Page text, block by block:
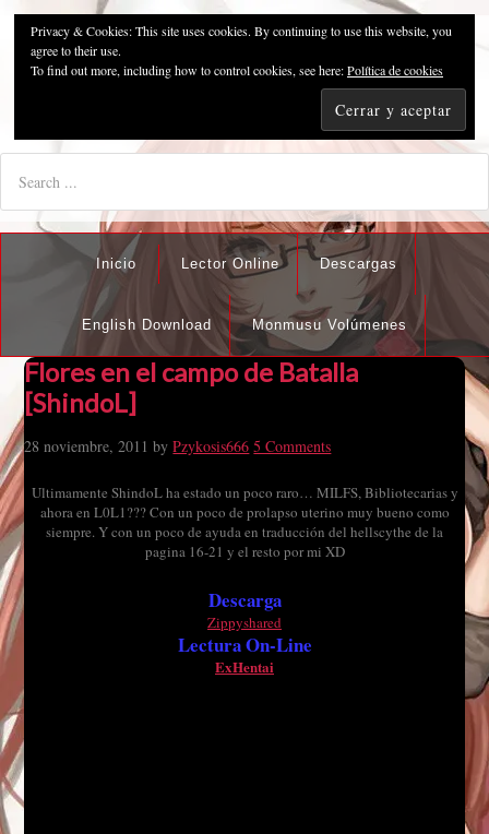
Pzykosis666HFansub
"I'm the best there is at what I do, but what I do best isn't very
Inicio Lector Online Descargas
English Download Monmusu Volúmenes
Flores en el campo de Batalla
[ShindoL]
28 noviembre, 2011 byPzykosis666 5 Comments
Ultimamente ShindoL ha estado un poco raro… MILFS, Bibliotecarias y
ahora en L0L1??? Con un poco de prolapso uterino muy bueno como
siempre. Y con un poco de ayuda en traducción del hellscythe de la
pagina 16-21 y el resto por mi XD
Descarga
Zippyshared
Lectura On-Line
ExHentai
Privacy & Cookies: This site uses cookies. By continuing to use this website, you
agree to their use.
To find out more, including how to control cookies, see here:Política de cookies